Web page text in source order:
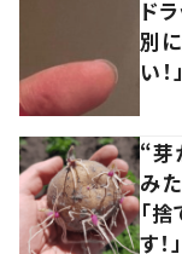
ド
別
い！
“芽
み
「
す！」